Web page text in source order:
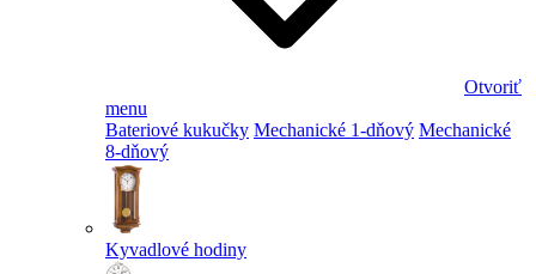
Otvoriť
menu
Bateriové kukučky Mechanické 1-dňový Mechanické
8-dňový
Kyvadlové hodiny